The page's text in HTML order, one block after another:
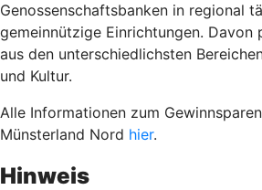
Genossenschaftsbanken in regional
gemeinnützige Einrichtungen.
aus den unterschiedlichsten
und Kultur.
Alle Informationen zum
Münsterland Nord hier.
Hinweis